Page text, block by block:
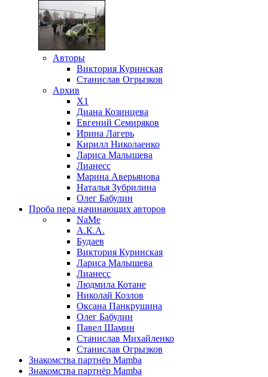
Авторы
Виктория Куринская
Станислав Огрызков
Архив
X1
Диана Козинцева
Евгений Семиряков
Ирина Лагерь
Кирилл Николаенко
Лариса Малышева
Лианесс
Марина Аверьянова
Наталья Зубрилина
Олег Бабулин
Проба пера начинающих авторов
NaMe
А.К.А.
Будаев
Виктория Куринская
Лариса Малышева
Лианесс
Людмила Котане
Николай Козлов
Оксана Панкрушина
Олег Бабулин
Павел Шамин
Станислав Михайленко
Станислав Огрызков
Знакомства партнёр Mamba
Знакомства партнёр Mamba